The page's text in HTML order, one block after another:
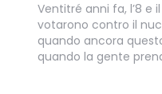
Ventitré anni fa, l’8 e
votarono contro il
quando ancora
quando la gente